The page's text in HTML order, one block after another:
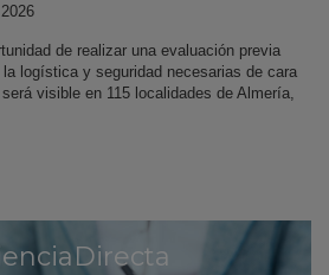
de realizar una evaluación previa
logística y seguridad necesarias de cara
visible en 115 localidades de Almería,